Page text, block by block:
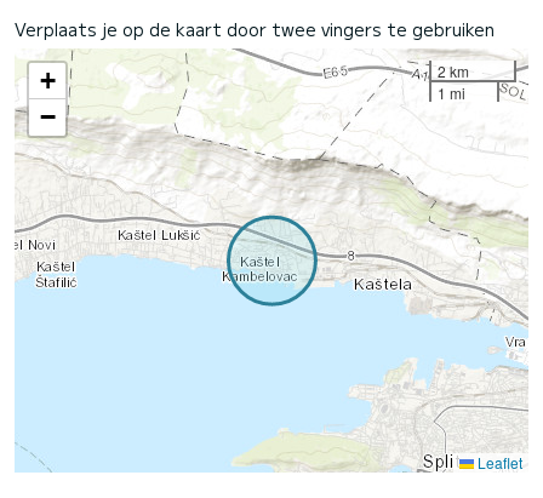
Verplaats je op de kaart door twee vingers te gebruiken
+
−
2 km
1 mi
Leaflet